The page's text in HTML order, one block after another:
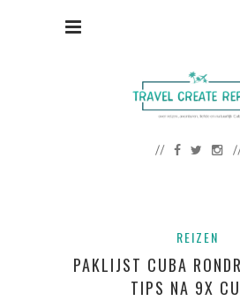
REIZEN
PAKLIJST CUBA
TIPS NA 9X